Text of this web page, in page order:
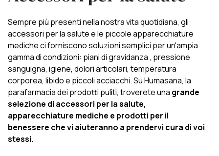
Sempre più presenti nella nostra vita quotidiana, gli
accessori per la salute e le piccole apparecchiature
mediche ci forniscono soluzioni semplici per un'ampia
gamma di condizioni: piani di gravidanza, pressione
sanguigna, igiene, dolori articolari, temperatura
corporea, libidoe piccoli acciacchi. Su Humasana, la
parafarmacia dei prodotti puliti, troverete una grande
selezione di accessori per la salute,
apparecchiature mediche e prodotti per il
benessere che vi aiuteranno a prendervi cura di voi
stessi.